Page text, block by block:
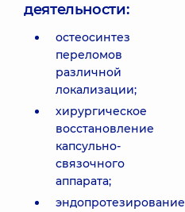
деятельности:
остеосинтез
переломов
различной
локализации;
хирургическое
восстановление
капсульно-
связочного
аппарата;
эндопротезирование